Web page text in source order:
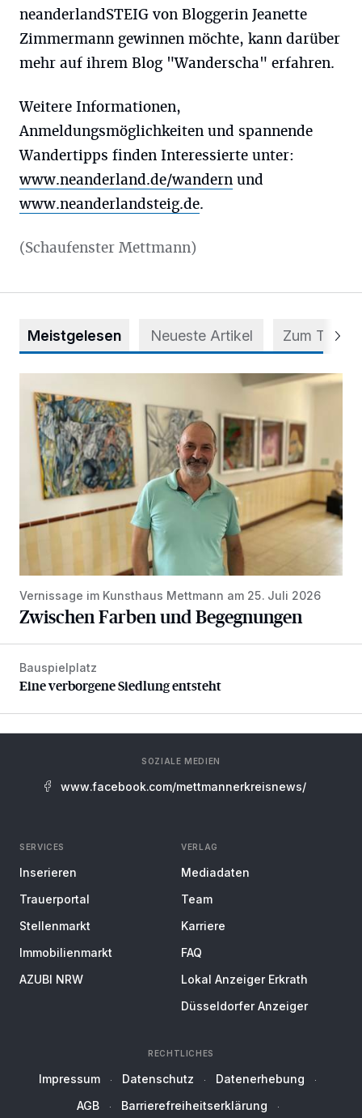
neanderlandSTEIG von Bloggerin Jeanette
Zimmermann gewinnen möchte, kann darüber
mehr auf ihrem Blog "Wanderscha" erfahren.
Weitere Informationen,
Anmeldungsmöglichkeiten und spannende
Wandertipps finden Interessierte unter:
www.neanderland.de/wandern und
www.neanderlandsteig.de.
(Schaufenster Mettmann)
Meistgelesen Neueste Artikel Zum Thema
Vernissage im Kunsthaus Mettmann am 25. Juli 2026
Zwischen Farben und Begegnungen
Eine verborgene Siedlung entsteht
Bauspielplatz
Eine verborgene Siedlung entsteht
SOZIALE MEDIEN
www.facebook.com/mettmannerkreisnews/
SERVICES
Inserieren
Trauerportal
Stellenmarkt
Immobilienmarkt
AZUBI NRW
VERLAG
Mediadaten
Team
Karriere
FAQ
Lokal Anzeiger Erkrath
Düsseldorfer Anzeiger
RECHTLICHES
Impressum Datenschutz
Datenerhebung
AGB
Barrierefreiheitserklärung